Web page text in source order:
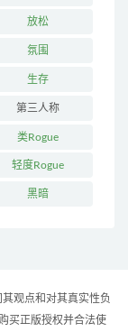
放松
氛围
生存
第三人称
类Rogue
轻度Rogue
黑暗
观点和对其真实性负
买正版授权并合法使